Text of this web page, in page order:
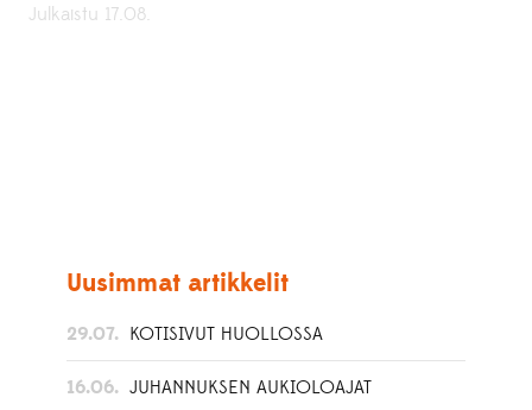
Julkaistu 17.08.
Uusimmat artikkelit
29.07. KOTISIVUT HUOLLOSSA
16.06. JUHANNUKSEN AUKIOLOAJAT